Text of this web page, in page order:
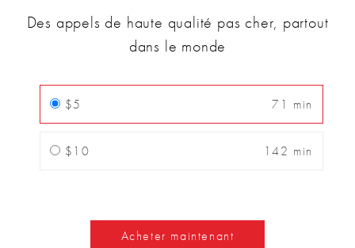
Des appels de haute qualité pas cher, partout
dans le monde
$5 71 min
$10 142 min
Acheter maintenant